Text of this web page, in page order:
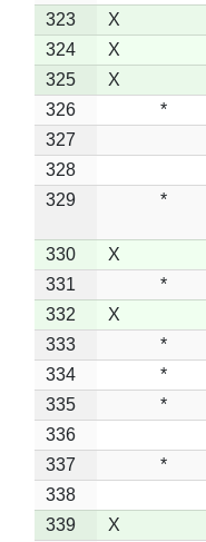
323
X
324
X
325
X
326
*
327
328
329
*
330
X
331
*
332
X
333
*
334
*
335
*
336
337
*
338
339
X